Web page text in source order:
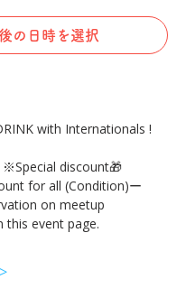
の日時を選択
with Internationals !
discount🎁
for all (Condition)ー
on meetup
this event page.